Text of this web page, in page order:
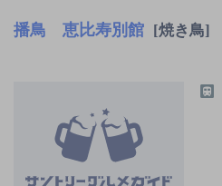
播鳥 恵比寿別館 [焼き鳥]